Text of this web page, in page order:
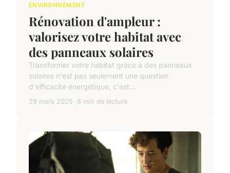
ENVIRONNEMENT
Rénovation d'ampleur :
valorisez votre habitat avec
des panneaux solaires
Transformer votre habitat grâce à des panneaux
solaires n'est pas seulement une question
d'efficacité énergétique, c'est...
29 mars 2025 8 min de lecture